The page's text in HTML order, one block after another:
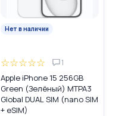
Нет в наличии
☆☆☆☆☆ 1
Apple iPhone 15 256GB
Green (Зелёный) MTPA3
Global DUAL SIM (nano SIM
+ eSIM)